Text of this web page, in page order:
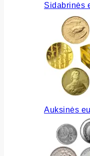
Sidabrinės
Auksinės